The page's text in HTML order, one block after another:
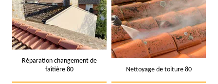
Réparation changement de
faîtière 80
Nettoyage de toiture 80